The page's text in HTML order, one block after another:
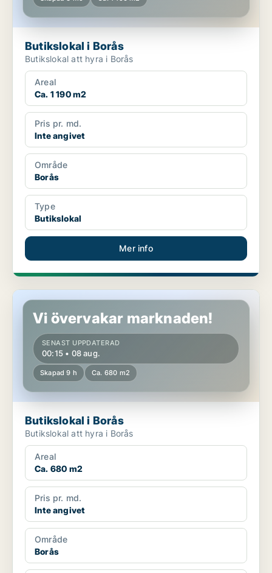
Butikslokal i Borås
Butikslokal att hyra i Borås
Areal
Ca. 1 190 m2
Pris pr. md.
Inte angivet
Område
Borås
Type
Butikslokal
Mer info
Butikslokal i Borås
Vi övervakar marknaden!
SENAST UPPDATERAD
00:15 • 08 aug.
Skapad 9 h Ca. 680 m2
Butikslokal i Borås
Butikslokal att hyra i Borås
Areal
Ca. 680 m2
Pris pr. md.
Inte angivet
Område
Borås